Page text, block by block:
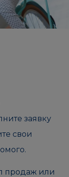
заявку
свои
продаж или